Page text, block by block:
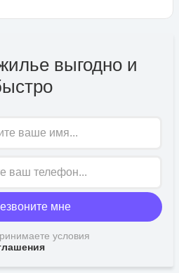
выгодно и
мне
условия